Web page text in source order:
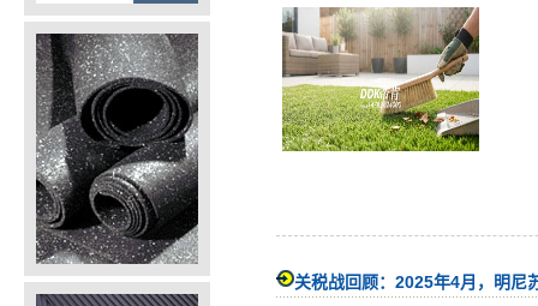
关税战回顾：2025年4月，明尼